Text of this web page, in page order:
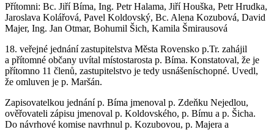
Přítomni: Bc. Jiří Bíma, Ing. Petr Halama, Jiří Houška, Petr Hrudka,
Jaroslava Kolářová, Pavel Koldovský, Bc. Alena Kozubová, David
Majer, Ing. Jan Otmar, Bohumil Šich, Kamila Šmirausová
18. veřejné jednání zastupitelstva Města Rovensko p.Tr. zahájil
a přítomné občany uvítal místostarosta p. Bíma. Konstatoval, že je
přítomno 11 členů, zastupitelstvo je tedy usnášeníschopné. Uvedl,
že omluven je p. Maršán.
Zapisovatelkou jednání p. Bíma jmenoval p. Zdeňku Nejedlou,
ověřovateli zápisu jmenoval p. Koldovského, p. Bímu a p. Šicha.
Do návrhové komise navrhnul p. Kozubovou, p. Majera a